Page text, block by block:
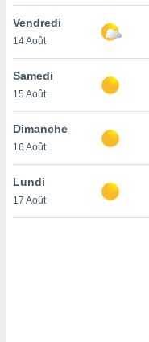
votre
à
en
le
Vendredi
14 Août
Samedi
15 Août
Dimanche
16 Août
Lundi
17 Août